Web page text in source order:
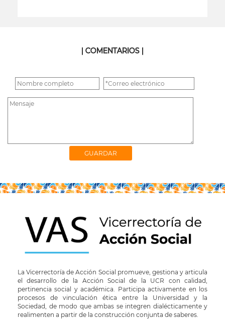
| COMENTARIOS |
La Vicerrectoría de Acción Social promueve, gestiona y articula
el desarrollo de la Acción Social de la UCR con calidad,
pertinencia social y académica. Participa activamente en los
procesos de vinculación ética entre la Universidad y la
Sociedad, de modo que ambas se integren dialécticamente y
realimenten a partir de la construcción conjunta de saberes.